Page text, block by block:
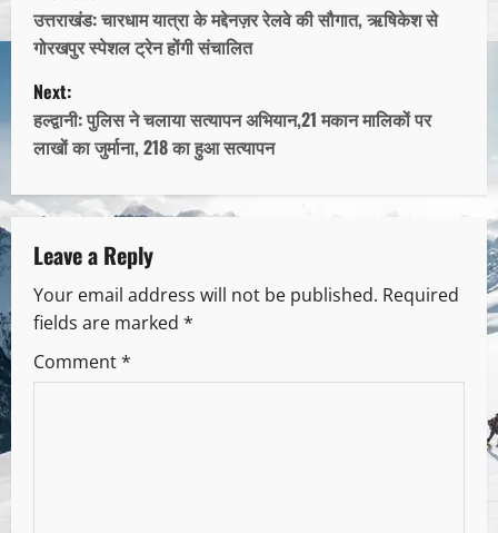
उत्तराखंड: चारधाम यात्रा के मद्देनज़र रेलवे की सौगात, ऋषिकेश से
गोरखपुर स्पेशल ट्रेन होंगी संचालित
Next:
हल्द्वानी: पुलिस ने चलाया सत्यापन अभियान,21 मकान मालिकों पर
लाखों का जुर्माना, 218 का हुआ सत्यापन
Leave a Reply
Your email address will not be published. Required
fields are marked *
Comment*